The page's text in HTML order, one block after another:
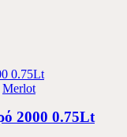
Merlot
2000 0.75Lt